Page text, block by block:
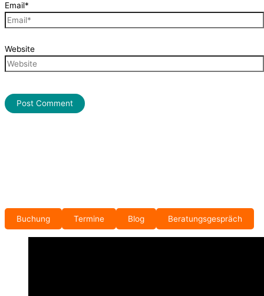
Buchung Termine Blog Beratungsgespräch
Email*
Website